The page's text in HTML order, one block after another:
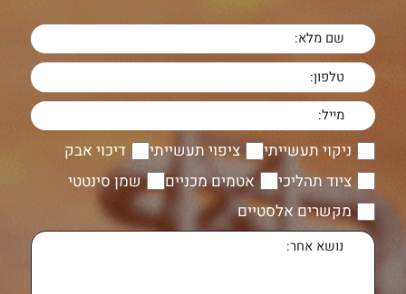
ניקוי תעשייתי ציפוי תעשייתי
דיכוי אבק
ציוד תהליכי
אטמים מכניים
שמן סינטטי
מקשרים אלסטיים